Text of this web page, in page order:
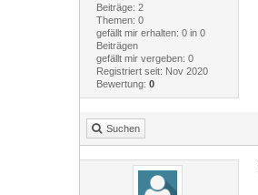
Beiträge: 2
Themen: 0
gefällt mir erhalten: 0 in 0
Beiträgen
gefällt mir vergeben: 0
Registriert seit: Nov 2020
Bewertung: 0
Suchen